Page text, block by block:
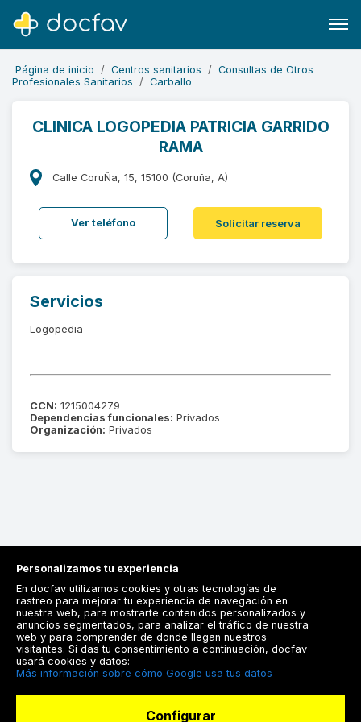
Buscar
Software para clínicas
Soporte
¿Eres un doctor?
Página de inicio Centros sanitarios
Consultas de Otros
Profesionales Sanitarios
Carballo
CLINICA LOGOPEDIA PATRICIA GARRIDO
RAMA
Calle CoruÑa, 15, 15100 (Coruña, A)
Ver teléfono Solicitar reserva
Servicios
Logopedia
CCN: 1215004279
Dependencias funcionales: Privados
Organización: Privados
Registrarse
Docfav
Personalizamos tu experiencia
En docfav utilizamos cookies y otras tecnologías de
rastreo para mejorar tu experiencia de navegación en
nuestra web, para mostrarte contenidos personalizados y
anuncios segmentados, para analizar el tráfico de nuestra
web y para comprender de donde llegan nuestros
visitantes. Si das tu consentimiento a continuación, docfav
usará cookies y datos:
Más información sobre cómo Google usa tus datos
Configurar